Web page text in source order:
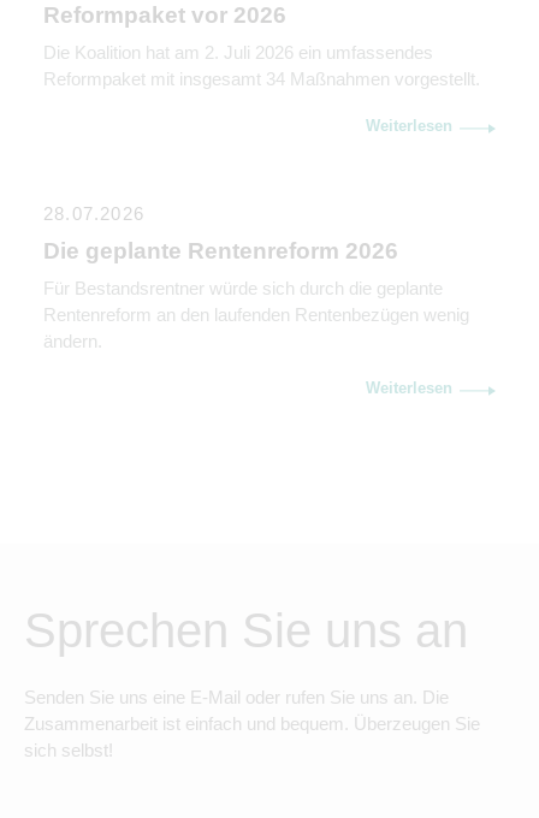
Reformpaket vor 2026
Die Koalition hat am 2. Juli 2026 ein umfassendes
Reformpaket mit insgesamt 34 Maßnahmen vorgestellt.
Weiterlesen
28.07.2026
Die geplante Rentenreform 2026
Für Bestandsrentner würde sich durch die geplante
Rentenreform an den laufenden Rentenbezügen wenig
ändern.
Weiterlesen
Sprechen Sie uns an
Senden Sie uns eine E-Mail oder rufen Sie uns an. Die
Zusammenarbeit ist einfach und bequem. Überzeugen Sie
sich selbst!